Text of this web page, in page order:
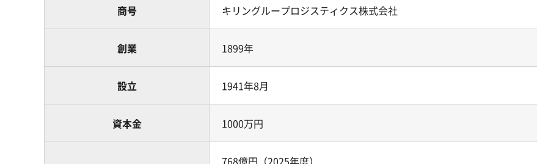
商号 キリングループロジスティクス株式会社
創業 1899年
設立 1941年8月
資本金 1000万円
768億円（2025年度）